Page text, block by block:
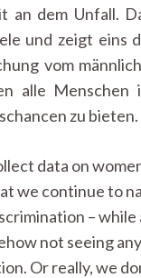
an dem Unfall.
und zeigt eins
vom
alle Menschen
zu bieten.
data on
we continue to
– while
not seeing
Or really, we